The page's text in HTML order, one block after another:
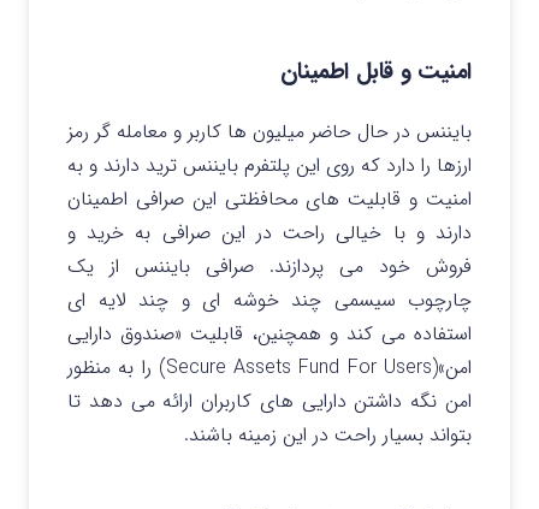
امنیت و قابل اطمینان
بایننس در حال حاضر میلیون ها کاربر و معامله گر رمز
ارزها را دارد که روی این پلتفرم بایننس ترید دارند و به
امنیت و قابلیت های محافظتی این صرافی اطمینان
دارند و با خیالی راحت در این صرافی به خرید و
فروش خود می پردازند. صرافی بایننس از یک
چارچوب سیسمی چند خوشه ای و چند لایه ای
استفاده می کند و همچنین، قابلیت «صندوق دارایی
امن»(Secure Assets Fund For Users) را به منظور
امن نگه داشتن دارایی های کاربران ارائه می دهد تا
بتواند بسیار راحت در این زمینه باشند.